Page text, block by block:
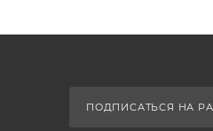
ПОДПИСАТЬСЯ НА